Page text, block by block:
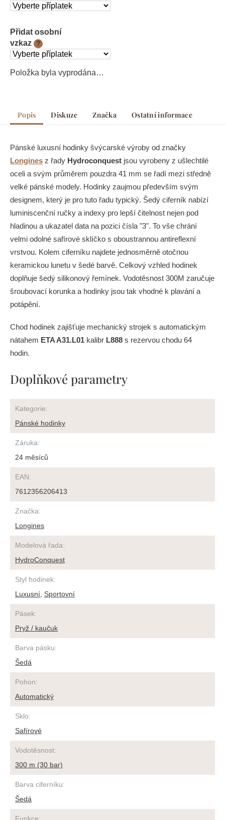
Přidat osobní
vzkaz
?
Položka byla vyprodána…
Popis Diskuze Značka Ostatní informace
Pánské luxusní hodinky švýcarské výroby od značky
Longines z řady Hydroconquest jsou vyrobeny z ušlechtilé
oceli a svým průměrem pouzdra 41 mm se řadí mezi středně
velké pánské modely. Hodinky zaujmou především svým
designem, který je pro tuto řadu typický. Šedý ciferník nabízí
luminiscenční ručky a indexy pro lepší čitelnost nejen pod
hladinou a ukazatel data na pozici čísla "3". To vše chrání
velmi odolné safírové sklíčko s oboustrannou antireflexní
vrstvou. Kolem ciferníku najdete jednosměrně otočnou
keramickou lunetu v šedé barvě. Celkový vzhled hodinek
doplňuje šedý silikonový řemínek. Vodotěsnost 300M zaručuje
šroubovací korunka a hodinky jsou tak vhodné k plavání a
potápění.
Chod hodinek zajišťuje mechanický strojek s automatickým
nátahem ETA A31.L01 kalibr L888 s rezervou chodu 64
hodin.
Doplňkové parametry
Kategorie:
Pánské hodinky
Záruka:
24 měsíců
EAN:
7612356206413
Značka:
Longines
Modelová řada:
HydroConquest
Styl hodinek:
Luxusní Sportovní
Pásek:
Pryž / kaučuk
Barva pásku:
Šedá
Pohon:
Automatický
Sklo:
Safírové
Vodotěsnost:
300 m (30 bar)
Barva ciferníku:
Šedá